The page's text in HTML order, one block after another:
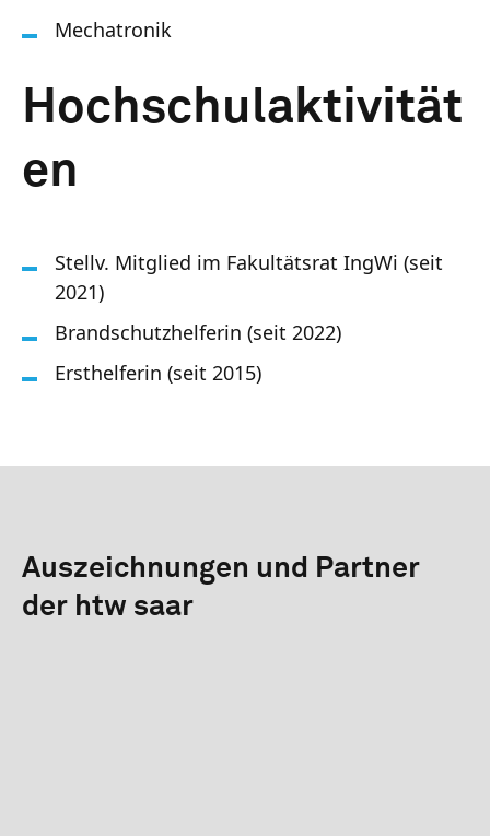
Mechatronik
Hochschulaktivität
en
Stellv. Mitglied im Fakultätsrat IngWi (seit
2021)
Brandschutzhelferin (seit 2022)
Ersthelferin (seit 2015)
Auszeichnungen und Partner
der htw saar